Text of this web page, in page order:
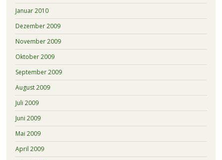
Januar 2010
Dezember 2009
November 2009
Oktober 2009
September 2009
August 2009
Juli 2009
Juni 2009
Mai 2009
April 2009